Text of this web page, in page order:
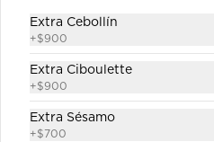
Extra Cebollín
+$900
Extra Ciboulette
+$900
Extra Sésamo
+$700